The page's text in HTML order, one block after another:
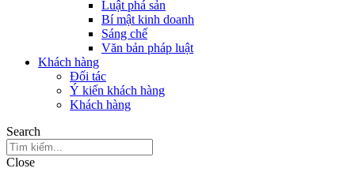
Luật phá sản
Bí mật kinh doanh
Sáng chế
Văn bản pháp luật
Khách hàng
Đối tác
Ý kiến khách hàng
Khách hàng
Search
Close